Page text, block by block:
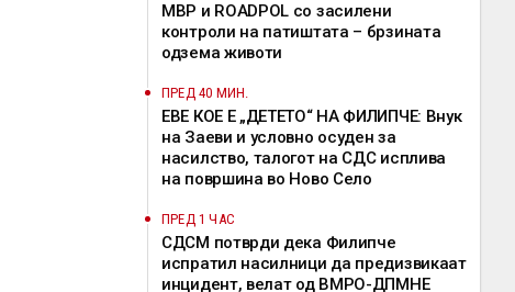
МВР и ROADPOL со засилени
контроли на патиштата – брзината
одзема животи
ПРЕД 40 МИН.
ЕВЕ КОЕ Е „ДЕТЕТО“ НА ФИЛИПЧЕ: Внук
на Заеви и условно осуден за
насилство, талогот на СДС исплива
на површина во Ново Село
ПРЕД 1 ЧАС
СДСМ потврди дека Филипче
испратил насилници да предизвикаат
инцидент, велат од ВМРО-ДПМНЕ